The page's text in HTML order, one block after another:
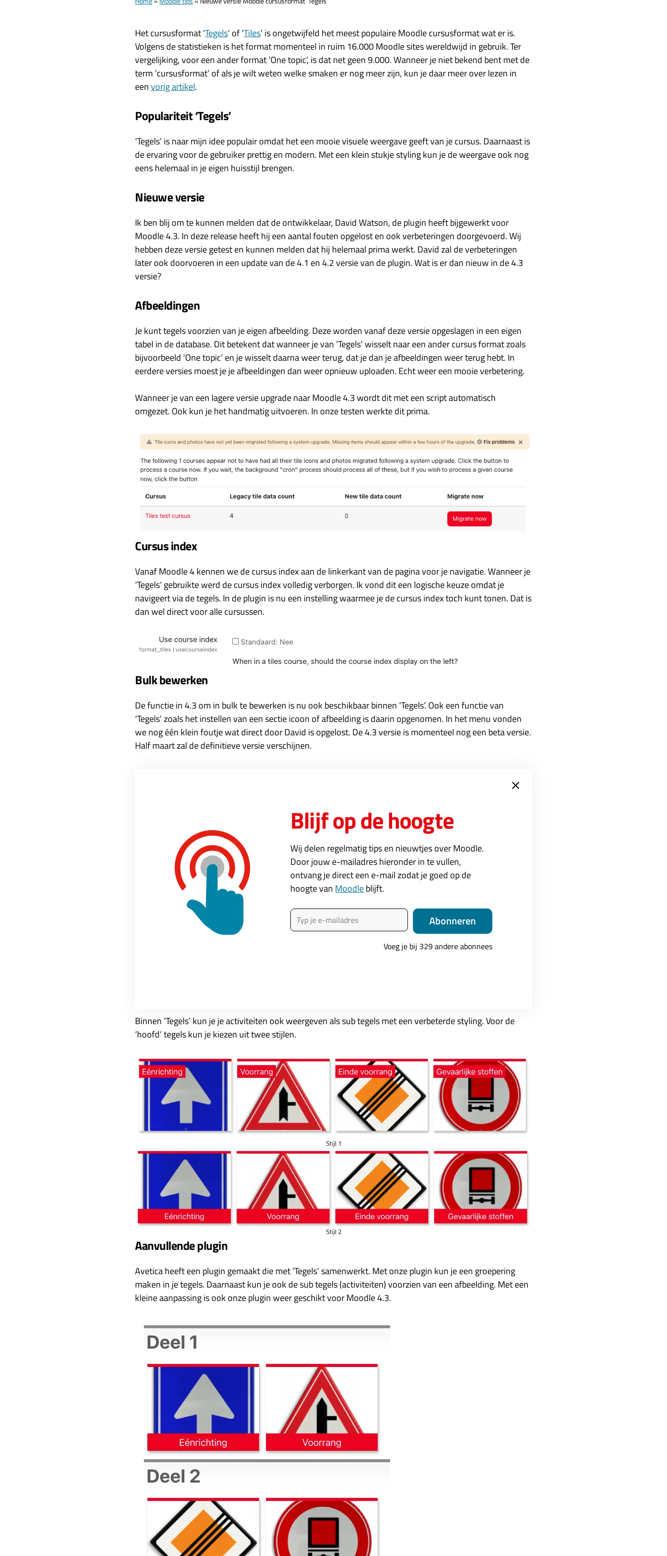
Het cursusformat ‘Tegels’ of ‘Tiles’ is ongetwijfeld het meest populaire Moodle cursusformat wat er is.
Volgens de statistieken is het format momenteel in ruim 16.000 Moodle sites wereldwijd in gebruik. Ter
vergelijking, voor een ander format ‘One topic’, is dat net geen 9.000. Wanneer je niet bekend bent met de
term ‘cursusformat’ of als je wilt weten welke smaken er nog meer zijn, kun je daar meer over lezen in
eenvorig artikel.
Populariteit ‘Tegels’
‘Tegels’ is naar mijn idee populair omdat het een mooie visuele weergave geeft van je cursus. Daarnaast is
de ervaring voor de gebruiker prettig en modern. Met een klein stukje styling kun je de weergave ook nog
eens helemaal in je eigen huisstijl brengen.
Nieuwe versie
Ik ben blij om te kunnen melden dat de ontwikkelaar, David Watson, de plugin heeft bijgewerkt voor
Moodle 4.3. In deze release heeft hij een aantal fouten opgelost en ook verbeteringen doorgevoerd. Wij
hebben deze versie getest en kunnen melden dat hij helemaal prima werkt. David zal de verbeteringen
later ook doorvoeren in een update van de 4.1 en 4.2 versie van de plugin. Wat is er dan nieuw in de 4.3
versie?
Afbeeldingen
Je kunt tegels voorzien van je eigen afbeelding. Deze worden vanaf deze versie opgeslagen in een eigen
tabel in de database. Dit betekent dat wanneer je van ‘Tegels’ wisselt naar een ander cursus format zoals
bijvoorbeeld ‘One topic’ en je wisselt daarna weer terug, dat je dan je afbeeldingen weer terug hebt. In
eerdere versies moest je je afbeeldingen dan weer opnieuw uploaden. Echt weer een mooie verbetering.
Wanneer je van een lagere versie upgrade naar Moodle 4.3 wordt dit met een script automatisch
omgezet. Ook kun je het handmatig uitvoeren. In onze testen werkte dit prima.
Cursus index
Vanaf Moodle 4 kennen we de cursus index aan de linkerkant van de pagina voor je navigatie. Wanneer je
‘Tegels’ gebruikte werd de cursus index volledig verborgen. Ik vond dit een logische keuze omdat je
navigeert via de tegels. In de plugin is nu een instelling waarmee je de cursus index toch kunt tonen. Dat is
dan wel direct voor alle cursussen.
Bulk bewerken
De functie in 4.3 om in bulk te bewerken is nu ook beschikbaar binnen ‘Tegels’. Ook een functie van
‘Tegels’ zoals het instellen van een sectie icoon of afbeelding is daarin opgenomen. In het menu vonden
we nog één klein foutje wat direct door David is opgelost. De 4.3 versie is momenteel nog een beta versie.
Half maart zal de definitieve versie verschijnen.
Activiteitsvoltooiing
Binnen ‘Tegels’ kun je je activiteiten ook weergeven als sub tegels met een verbeterde styling. Voor de
‘hoofd’ tegels kun je kiezen uit twee stijlen.
Stijl 1
Stijl 2
Aanvullende plugin
Avetica heeft een plugin gemaakt die met ‘Tegels’ samenwerkt. Met onze plugin kun je een groepering
maken in je tegels. Daarnaast kun je ook de sub tegels (activiteiten) voorzien van een afbeelding. Met een
kleine aanpassing is ook onze plugin weer geschikt voor Moodle 4.3.
Blijf op de hoogte
Wij delen regelmatig tips en nieuwtjes over Moodle.
Door jouw e-mailadres hieronder in te vullen,
ontvang je direct een e-mail zodat je goed op de
hoogte van Moodleblijft.
Typ je e-mailadres
Abonneren
Voeg je bij 329 andere abonnees